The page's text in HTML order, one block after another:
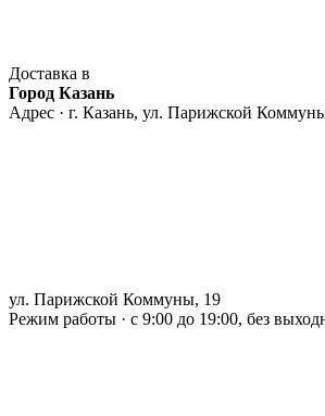
Доставка в
Город Казань
Адрес · г. Казань, ул. Парижской
ул. Парижской Коммуны, 19
Режим работы · с 9:00 до 19:00, без